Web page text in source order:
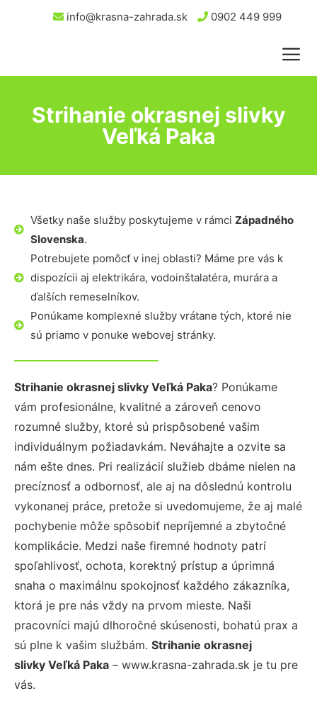
info@krasna-zahrada.sk 0902 449 999
Strihanie okrasnej slivky
Veľká Paka
Všetky naše služby poskytujeme v rámci Západného
Slovenska.
Potrebujete pomôcť v inej oblasti? Máme pre vás k
dispozícii aj elektrikára, vodoinštalatéra, murára a
ďalších remeselníkov.
Ponúkame komplexné služby vrátane tých, ktoré nie
sú priamo v ponuke webovej stránky.
Strihanie okrasnej slivky Veľká Paka? Ponúkame
vám profesionálne, kvalitné a zároveň cenovo
rozumné služby, ktoré sú prispôsobené vašim
individuálnym požiadavkám. Neváhajte a ozvite sa
nám ešte dnes. Pri realizácií služieb dbáme nielen na
precíznosť a odbornosť, ale aj na dôslednú kontrolu
vykonanej práce, pretože si uvedomujeme, že aj malé
pochybenie môže spôsobiť nepríjemné a zbytočné
komplikácie. Medzi naše firemné hodnoty patrí
spoľahlivosť, ochota, korektný prístup a úprimná
snaha o maximálnu spokojnosť každého zákazníka,
ktorá je pre nás vždy na prvom mieste. Naši
pracovníci majú dlhoročné skúsenosti, bohatú prax a
sú plne k vašim službám. Strihanie okrasnej
slivky Veľká Paka – www.krasna-zahrada.sk je tu pre
vás.